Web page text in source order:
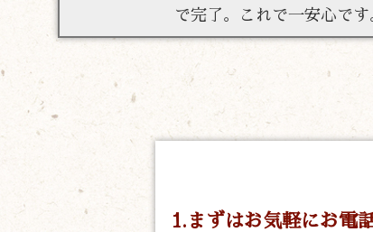
で完了。これで一安心で
1.まずはお気軽にお電